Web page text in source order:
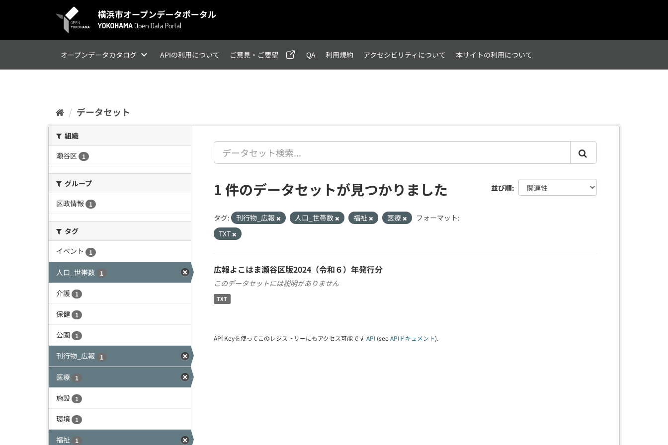
オープンデータカタログ APIの利用について ご意見・ご要望 QA 利用規約 アクセシビリティについて 本サイトの利用について
データセット
組織
瀬谷区
1
グループ
区政情報
1
タグ
イベント
1
人口_世帯数 1
介護 1
保健 1
公園 1
刊行物_広報 1
医療 1
施設 1
環境 1
福祉 1
並び順
1 件のデータセットが見つかりました
タグ: 刊行物_広報 人口_世帯数 福祉 医療
フォーマット:
TXT
広報よこはま瀬谷区版2024（令和６）年発行分
このデータセットには説明がありません
TXT
API Keyを使ってこのレジストリーにもアクセス可能です API (see APIドキュメント).